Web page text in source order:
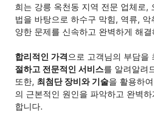
희는 강릉 옥천동 지역 전문 업체로,
법을 바탕으로 하수구 막힘, 역류, 악
양한 문제를 신속하고 완벽하게 해
합리적인 가격으로 고객님의 부담을
절하고 전문적인 서비스를 알려알려
또한, 최첨단 장비와 기술을 활용하
의 근본적인 원인을 파악하고 완벽
합니다.